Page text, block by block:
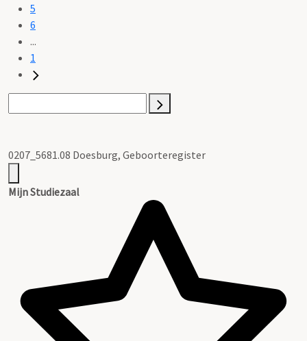
5
6
...
1
0207_5681.08 Doesburg, Geboorteregister
Mijn Studiezaal